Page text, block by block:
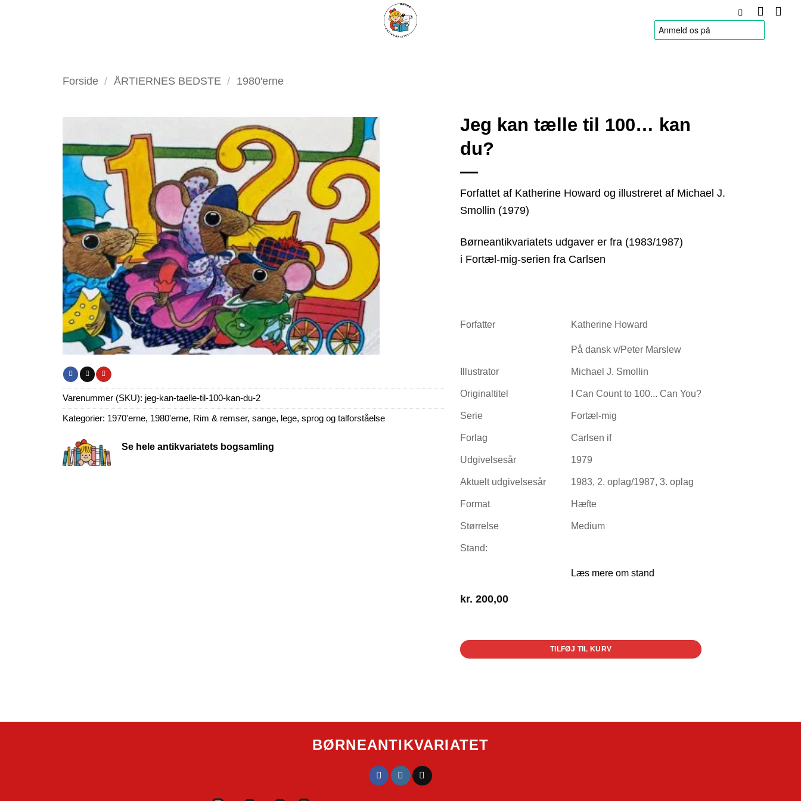
Forside / ÅRTIERNES BEDSTE / 1980'erne
Tilføj
som
favorit
Varenummer (SKU): jeg-kan-taelle-til-100-kan-du-2
Kategorier: 1970'erne, 1980'erne, Rim & remser, sange, lege, sprog og talforståelse
Se hele antikvariatets bogsamling
Jeg kan tælle til 100… kan
du?
Forfattet af Katherine Howard og illustreret af Michael J.
Smollin (1979)
Børneantikvariatets udgaver er fra (1983/1987)
i Fortæl-mig-serien fra Carlsen
Forfatter Katherine Howard
På dansk v/Peter Marslew
Illustrator Michael J. Smollin
Originaltitel I Can Count to 100... Can You?
Serie Fortæl-mig
Forlag Carlsen if
Udgivelsesår 1979
Aktuelt udgivelsesår 1983, 2. oplag/1987, 3. oplag
Format Hæfte
Størrelse Medium
Stand:
Læs mere om stand
kr. 200,00
TILFØJ TIL KURV
BØRNEANTIKVARIATET